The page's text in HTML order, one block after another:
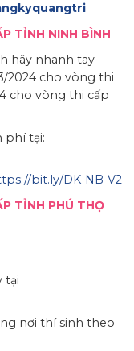
TỈNH NINH BÌNH
hãy nhanh tay
2024 cho vòng thi
cho vòng thi cấp
phí tại:
bit.ly/DK-NB-V2
TỈNH PHÚ THỌ
tại
nơi thí sinh theo